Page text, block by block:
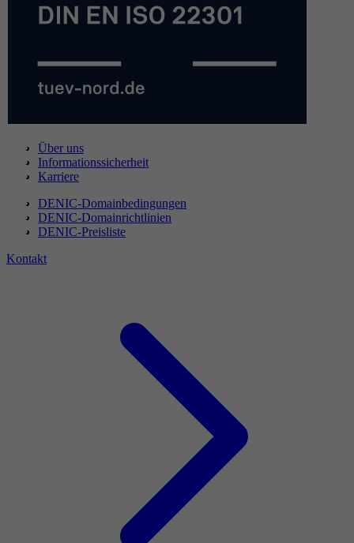
Über uns
Informationssicherheit
Karriere
DENIC-Domainbedingungen
DENIC-Domainrichtlinien
DENIC-Preisliste
Kontakt